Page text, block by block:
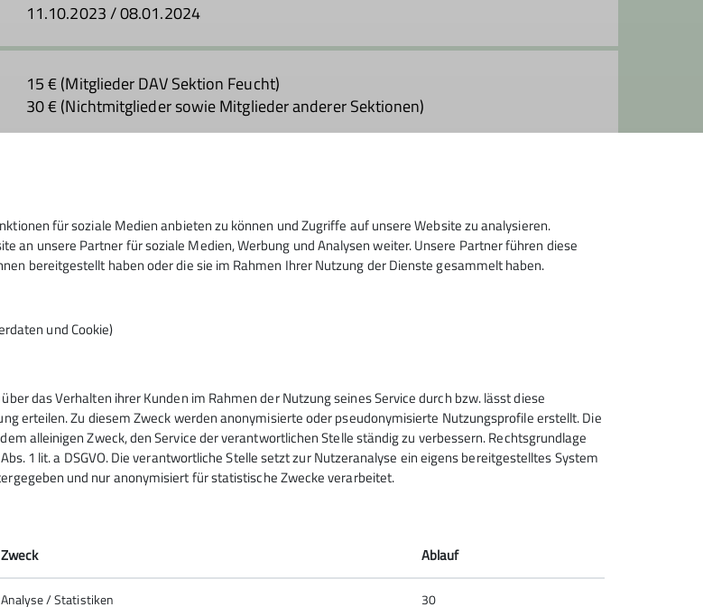
- 500Hm, dauern ca. 3h und entsprechen der Schwierigkeit S0-S1 nach der
11.10.2023 / 08.01.2024
15 € (Mitglieder DAV Sektion Feucht)
30 € (Nichtmitglieder sowie Mitglieder anderer Sektionen)
Sektion Feucht des Deutschen
Alpenvereins e.V.
Schulstraße 28
90537 Feucht
Kontakt
für soziale Medien anbieten zu können und Zugriffe auf unsere Website zu analysieren.
an unsere Partner für soziale Medien, Werbung und Analysen weiter. Unsere Partner führen diese
bereitgestellt haben oder die sie im Rahmen Ihrer Nutzung der Dienste gesammelt haben.
und Cookie)
das Verhalten ihrer Kunden im Rahmen der Nutzung seines Service durch bzw. lässt diese
erteilen. Zu diesem Zweck werden anonymisierte oder pseudonymisierte Nutzungsprofile erstellt. Die
alleinigen Zweck, den Service der verantwortlichen Stelle ständig zu verbessern. Rechtsgrundlage
1 lit. a DSGVO. Die verantwortliche Stelle setzt zur Nutzeranalyse ein eigens bereitgestelltes System
und nur anonymisiert für statistische Zwecke verarbeitet.
Zweck Ablauf
Analyse / Statistiken 30